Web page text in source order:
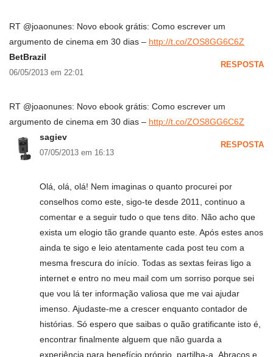
RT @joaonunes: Novo ebook grátis: Como escrever um
argumento de cinema em 30 dias – http://t.co/ZOS8GG6C6Z
BetBrazil
06/05/2013 em 22:01
RESPOSTA
RT @joaonunes: Novo ebook grátis: Como escrever um
argumento de cinema em 30 dias – http://t.co/ZOS8GG6C6Z
sagiev
07/05/2013 em 16:13
RESPOSTA
Olá, olá, olá! Nem imaginas o quanto procurei por
conselhos como este, sigo-te desde 2011, continuo a
comentar e a seguir tudo o que tens dito. Não acho que
exista um elogio tão grande quanto este. Após estes anos
ainda te sigo e leio atentamente cada post teu com a
mesma frescura do início. Todas as sextas feiras ligo a
internet e entro no meu mail com um sorriso porque sei
que vou lá ter informação valiosa que me vai ajudar
imenso. Ajudaste-me a crescer enquanto contador de
histórias. Só espero que saibas o quão gratificante isto é,
encontrar finalmente alguem que não guarda a
experiência para benefício próprio, partilha-a. Abraços e